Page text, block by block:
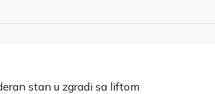
stan u zgradi sa liftom